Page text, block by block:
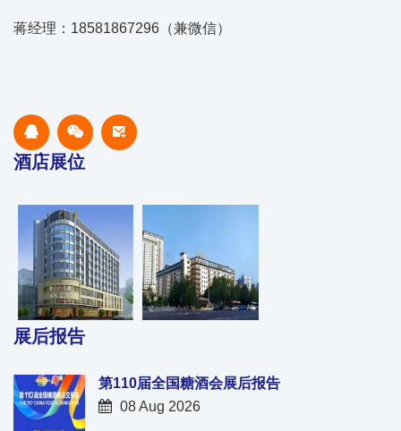
蒋经理：18581867296（兼微信）
酒店展位
展后报告
第110届全国糖酒会展后报告
08 Aug 2026